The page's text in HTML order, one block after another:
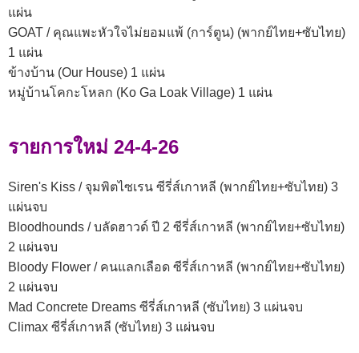
แผ่น
GOAT / คุณแพะหัวใจไม่ยอมแพ้ (การ์ตูน) (พากย์ไทย+ซับไทย)
1 แผ่น
ข้างบ้าน (Our House) 1 แผ่น
หมู่บ้านโคกะโหลก (Ko Ga Loak Village) 1 แผ่น
รายการใหม่ 24-4-26
Siren's Kiss / จุมพิตไซเรน ซีรี่ส์เกาหลี (พากย์ไทย+ซับไทย) 3
แผ่นจบ
Bloodhounds / บลัดฮาวด์ ปี 2 ซีรี่ส์เกาหลี (พากย์ไทย+ซับไทย)
2 แผ่นจบ
Bloody Flower / คนแลกเลือด ซีรี่ส์เกาหลี (พากย์ไทย+ซับไทย)
2 แผ่นจบ
Mad Concrete Dreams ซีรี่ส์เกาหลี (ซับไทย) 3 แผ่นจบ
Climax ซีรี่ส์เกาหลี (ซับไทย) 3 แผ่นจบ